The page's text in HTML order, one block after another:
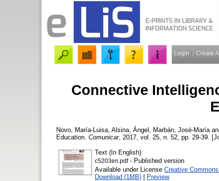
Login Create
Connective
Novo, María-Luisa Alsina, Ángel Marbán, José-María
Education. Comunicar, 2017, vol. 25, n. 52, pp. 29-39.
Text (In English)
c5203en.pdf- Published version
Available under License Creative
Download (1MB) | Preview